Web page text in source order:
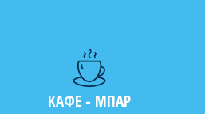
ΚΑΦΕ - ΜΠΑΡ